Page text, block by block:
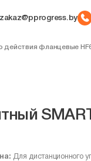
действия фланцевые
Для дистанционного